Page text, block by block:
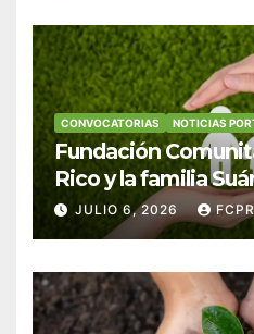
CONVOCATORIAS NOTICIAS
Fundación
Rico y la familia
anuncian
fortalecer hogares
JULIO 6, 2026 FCPR